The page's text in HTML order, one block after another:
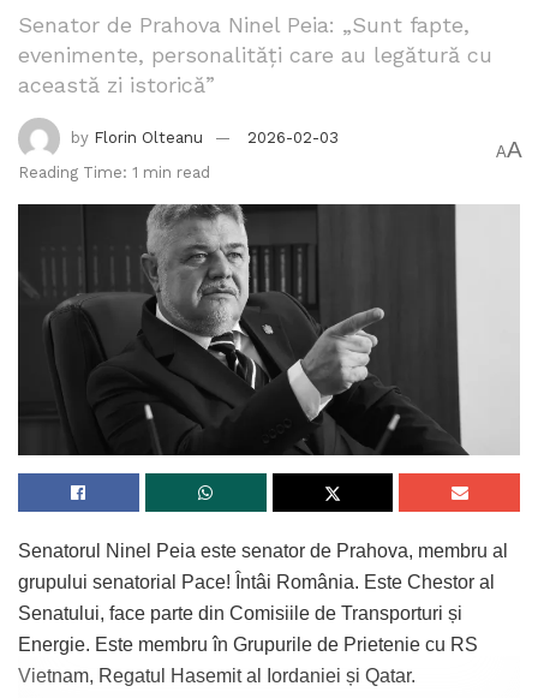
Senator de Prahova Ninel Peia: „Sunt fapte,
evenimente, personalități care au legătură cu
această zi istorică”
by Florin Olteanu
2026-02-03
Reading Time: 1 min read
AA
Senatorul Ninel Peia este senator de Prahova, membru al
grupului senatorial Pace! Întâi România. Este Chestor al
Senatului, face parte din Comisiile de Transporturi și
Energie. Este membru în Grupurile de Prietenie cu RS
Vietnam, Regatul Hasemit al Iordaniei și Qatar.